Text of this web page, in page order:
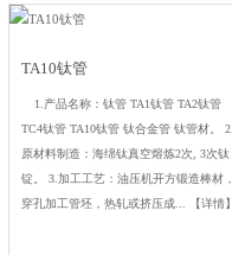
TA10钛管
1.产品名称：钛管 TA1钛管 TA2钛管
TC4钛管 TA10钛管 钛合金管 钛管材。 2.
原材料制造：海绵钛真空熔炼2次, 3次钛
锭。 3.加工工艺：油压机开方锻造棒材，
穿孔加工管坯，热轧或挤压成...
【详情】